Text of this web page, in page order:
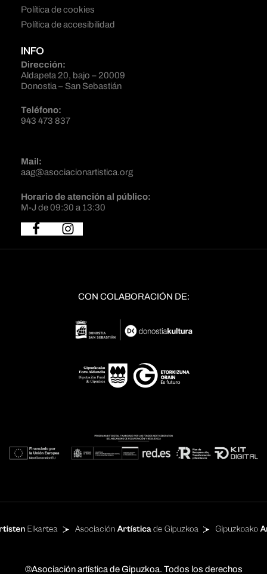
Política de cookies
Política de accesibilidad
INFO
Dirección:
Aldapeta 20, bajo – 20009
Donostia – San Sebastián
Teléfono:
943 473 837
Mail:
aag@asociacionartistica.org
Horario de atención al público:
M-J de 09:30 a 13:30
CON COLABORACIÓN DE:
©Asociación artística de Gipuzkoa. Todos los derechos